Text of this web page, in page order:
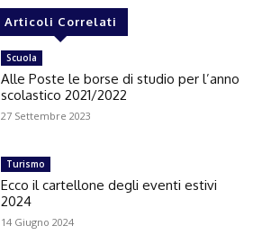
Articoli Correlati
Scuola
Alle Poste le borse di studio per l’anno
scolastico 2021/2022
27 Settembre 2023
Turismo
Ecco il cartellone degli eventi estivi
2024
14 Giugno 2024